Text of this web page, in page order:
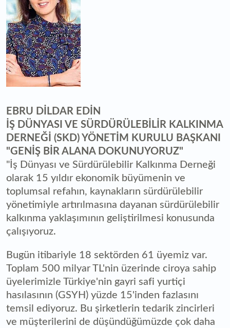
EBRU DİLDAR EDİN
İŞ DÜNYASI VE SÜRDÜRÜLEBİLİR KALKINMA
DERNEĞİ (SKD) YÖNETİM KURULU BAŞKANI
"GENİŞ BİR ALANA DOKUNUYORUZ"
"İş Dünyası ve Sürdürülebilir Kalkınma Derneği
olarak 15 yıldır ekonomik büyümenin ve
toplumsal refahın, kaynakların sürdürülebilir
yönetimiyle artırılmasına dayanan sürdürülebilir
kalkınma yaklaşımının geliştirilmesi konusunda
çalışıyoruz.
Bugün itibariyle 18 sektörden 61 üyemiz var.
Toplam 500 milyar TL'nin üzerinde ciroya sahip
üyelerimizle Türkiye'nin gayri safi yurtiçi
hasılasının (GSYH) yüzde 15'inden fazlasını
temsil ediyoruz. Bu şirketlerin tedarik zincirleri
ve müşterilerini de düşündüğümüzde çok daha